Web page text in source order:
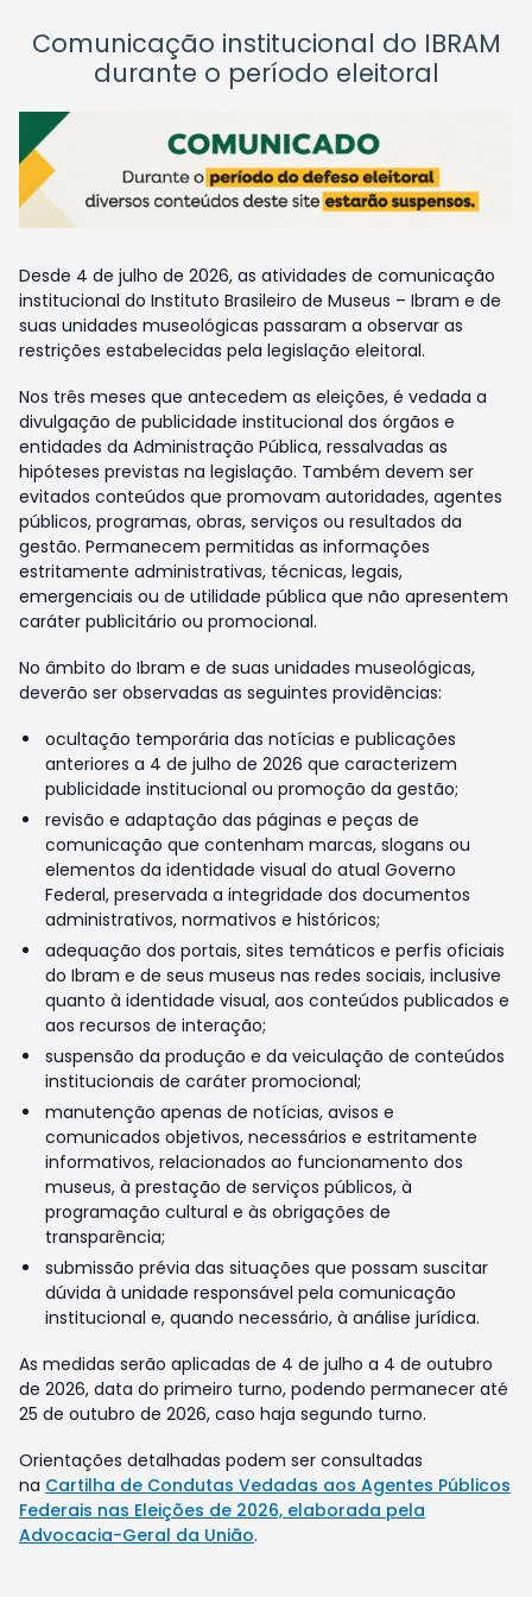
Comunicação institucional do IBRAM
durante o período eleitoral
Desde 4 de julho de 2026, as atividades de comunicação
institucional do Instituto Brasileiro de Museus – Ibram e de
suas unidades museológicas passaram a observar as
restrições estabelecidas pela legislação eleitoral.
Nos três meses que antecedem as eleições, é vedada a
divulgação de publicidade institucional dos órgãos e
entidades da Administração Pública, ressalvadas as
hipóteses previstas na legislação. Também devem ser
evitados conteúdos que promovam autoridades, agentes
públicos, programas, obras, serviços ou resultados da
gestão. Permanecem permitidas as informações
estritamente administrativas, técnicas, legais,
emergenciais ou de utilidade pública que não apresentem
caráter publicitário ou promocional.
No âmbito do Ibram e de suas unidades museológicas,
deverão ser observadas as seguintes providências:
ocultação temporária das notícias e publicações
anteriores a 4 de julho de 2026 que caracterizem
publicidade institucional ou promoção da gestão;
revisão e adaptação das páginas e peças de
comunicação que contenham marcas, slogans ou
elementos da identidade visual do atual Governo
Federal, preservada a integridade dos documentos
administrativos, normativos e históricos;
adequação dos portais, sites temáticos e perfis oficiais
do Ibram e de seus museus nas redes sociais, inclusive
quanto à identidade visual, aos conteúdos publicados e
aos recursos de interação;
suspensão da produção e da veiculação de conteúdos
institucionais de caráter promocional;
manutenção apenas de notícias, avisos e
comunicados objetivos, necessários e estritamente
informativos, relacionados ao funcionamento dos
museus, à prestação de serviços públicos, à
programação cultural e às obrigações de
transparência;
submissão prévia das situações que possam suscitar
dúvida à unidade responsável pela comunicação
institucional e, quando necessário, à análise jurídica.
As medidas serão aplicadas de 4 de julho a 4 de outubro
de 2026, data do primeiro turno, podendo permanecer até
25 de outubro de 2026, caso haja segundo turno.
Orientações detalhadas podem ser consultadas
na Cartilha de Condutas Vedadas aos Agentes Públicos
Federais nas Eleições de 2026, elaborada pela
Advocacia-Geral da União.